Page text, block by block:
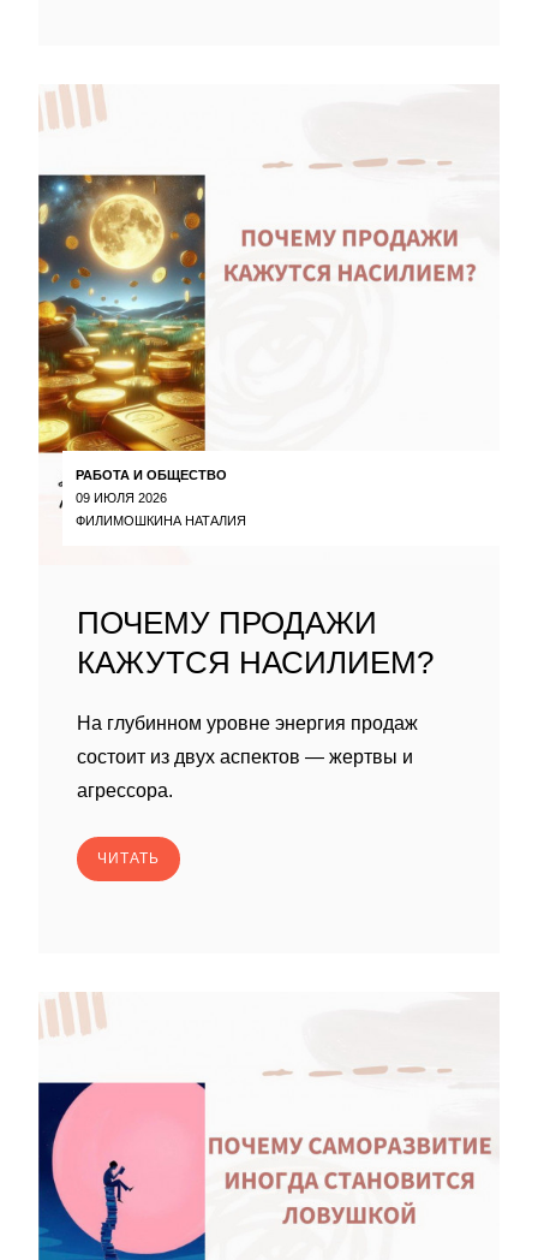
РАБОТА И ОБЩЕСТВО
09 ИЮЛЯ 2026
ФИЛИМОШКИНА НАТАЛИЯ
ПОЧЕМУ ПРОДАЖИ
КАЖУТСЯ НАСИЛИЕМ?
На глубинном уровне энергия продаж
состоит из двух аспектов — жертвы и
агрессора.
ЧИТАТЬ